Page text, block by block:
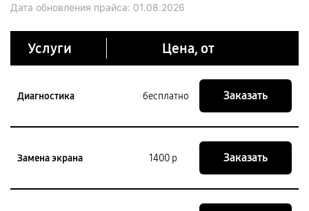
Дата обновления прайса: 01.08.2026
Услуги Цена, от
Диагностика бесплатно Заказать
Замена экрана 1400 р Заказать